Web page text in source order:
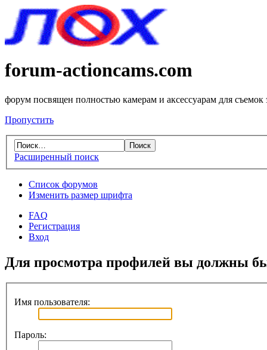
forum-actioncams.com
форум посвящен полностью камерам и аксессуарам для съемок
Пропустить
Расширенный поиск
Список форумов
Изменить размер шрифта
FAQ
Регистрация
Вход
Для просмотра профилей вы должны
Имя пользователя:
Пароль: